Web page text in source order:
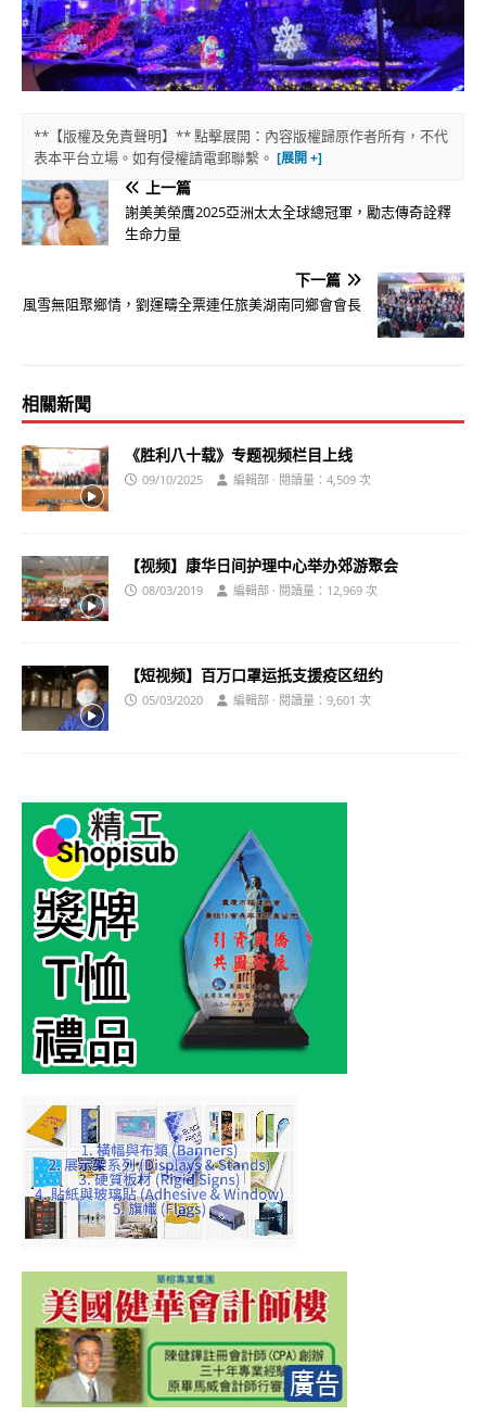
**【版權及免責聲明】** 點擊展開：內容版權歸原作者所有，不代
表本平台立場。如有侵權請電郵聯繫。
上一篇
謝美美榮膺2025亞洲太太全球總冠軍，勵志傳奇詮釋
生命力量
下一篇
風雪無阻聚鄉情，劉運疇全票連任旅美湖南同鄉會會長
相關新聞
《胜利八十载》专题视频栏目上线
09/10/2025 編輯部 · 閱讀量：4,509 次
【视频】康华日间护理中心举办郊游聚会
08/03/2019 編輯部 · 閱讀量：12,969 次
【短视频】百万口罩运扺支援疫区纽约
05/03/2020 編輯部 · 閱讀量：9,601 次